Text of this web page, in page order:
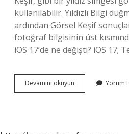
kullanılabilir. Yıldızlı Bilgi
ardından Görsel Keşif
fotoğraf bilgisinin üst
iOS 17’de ne değişti? iOS 17;
Devamını okuyun
17
Yorum